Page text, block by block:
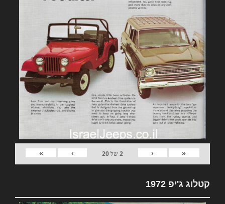
«
‹
2של20
›
»
קטלוג ג'יפ 1972